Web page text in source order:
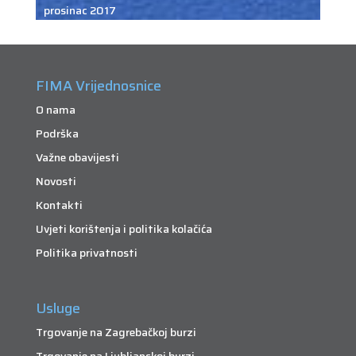
prosinac 2017
FIMA Vrijednosnice
O nama
Podrška
Važne obavijesti
Novosti
Kontakti
Uvjeti korištenja i politika kolačića
Politika privatnosti
Usluge
Trgovanje na Zagrebačkoj burzi